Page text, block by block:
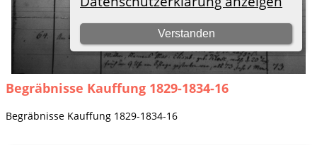
Begräbnisse Kauffung 1829-1834-16
Begräbnisse Kauffung 1829-1834-16